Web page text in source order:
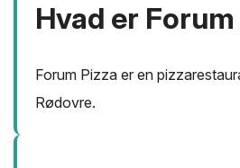
Hvad er
Forum Pizza er en
Rødovre.